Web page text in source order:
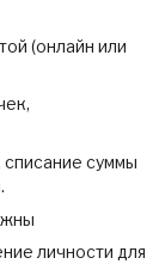
(онлайн или
списание суммы
личности для